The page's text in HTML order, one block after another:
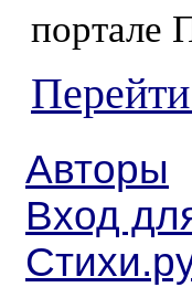
портале
Авторы
Вход